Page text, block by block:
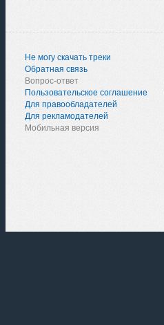
Не могу скачать треки
Обратная связь
Вопрос-ответ
Пользовательское соглашение
Для правообладателей
Для рекламодателей
Мобильная версия